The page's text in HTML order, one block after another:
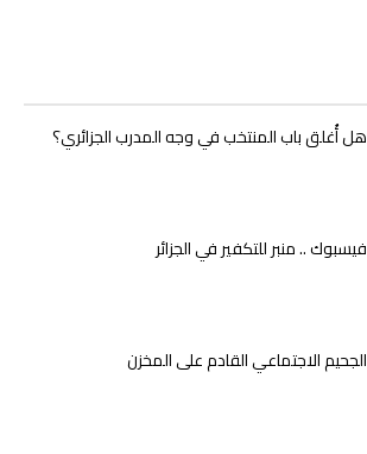
هل أُغلق باب المنتخب في وجه المدرب الجزائري؟
فيسبوك .. منبر للتكفير في الجزائر
الجحيم الاجتماعي القادم على المخزن